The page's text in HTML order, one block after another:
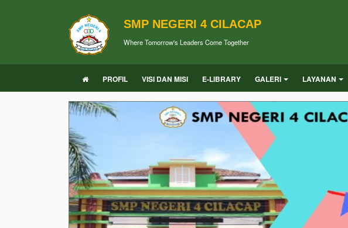
SMP NEGERI 4 CILACAP
Where Tomorrow's Leaders Come Together
PROFIL VISI DAN MISI E-LIBRARY GALERI LAYANAN